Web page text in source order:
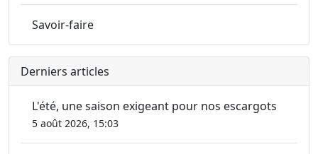
Savoir-faire
Derniers articles
L'été, une saison exigeant pour nos escargots
5 août 2026, 15:03